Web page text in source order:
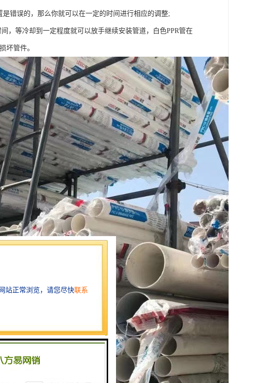
错误的，那么你就可以在一定的时间进行相应的调整;
，等冷却到一定程度就可以放手继续安装管道，白色PPR管在
坏管件。